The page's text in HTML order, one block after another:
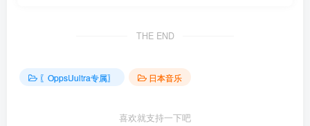
THE END
〖OppsUultra专属〗 日本音乐
喜欢就支持一下吧